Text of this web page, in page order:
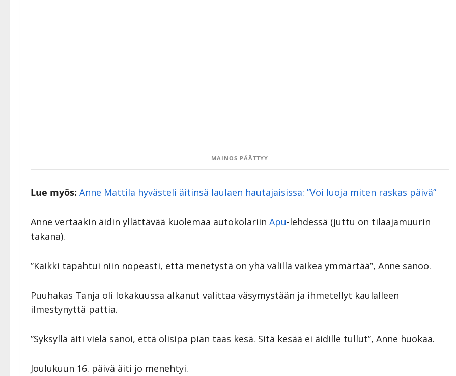
MAINOS PÄÄTTYY
Lue myös: Anne Mattila hyvästeli äitinsä laulaen hautajaisissa: ”Voi luoja miten raskas päivä”
Anne vertaakin äidin yllättävää kuolemaa autokolariin Apu-lehdessä (juttu on tilaajamuurin
takana).
”Kaikki tapahtui niin nopeasti, että menetystä on yhä välillä vaikea ymmärtää”, Anne sanoo.
Puuhakas Tanja oli lokakuussa alkanut valittaa väsymystään ja ihmetellyt kaulalleen
ilmestynyttä pattia.
”Syksyllä äiti vielä sanoi, että olisipa pian taas kesä. Sitä kesää ei äidille tullut”, Anne huokaa.
Joulukuun 16. päivä äiti jo menehtyi.